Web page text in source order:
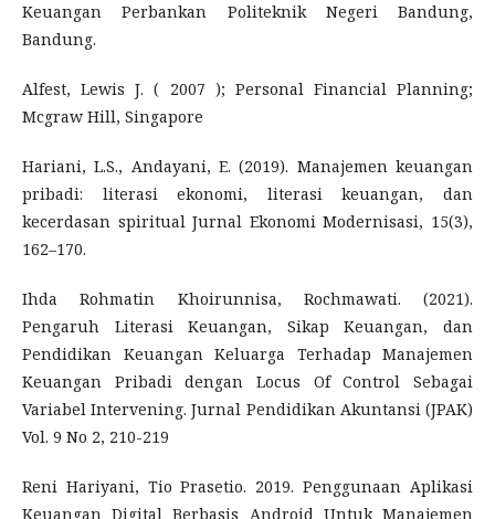
Keuangan Perbankan Politeknik Negeri Bandung,
Bandung.
Alfest, Lewis J. ( 2007 ); Personal Financial Planning;
Mcgraw Hill, Singapore
Hariani, L.S., Andayani, E. (2019). Manajemen keuangan
pribadi: literasi ekonomi, literasi keuangan, dan
kecerdasan spiritual Jurnal Ekonomi Modernisasi, 15(3),
162–170.
Ihda Rohmatin Khoirunnisa, Rochmawati. (2021).
Pengaruh Literasi Keuangan, Sikap Keuangan, dan
Pendidikan Keuangan Keluarga Terhadap Manajemen
Keuangan Pribadi dengan Locus Of Control Sebagai
Variabel Intervening. Jurnal Pendidikan Akuntansi (JPAK)
Vol. 9 No 2, 210-219
Reni Hariyani, Tio Prasetio. 2019. Penggunaan Aplikasi
Keuangan Digital Berbasis Android Untuk Manajemen